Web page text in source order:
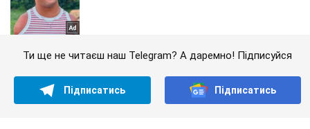
Ти ще не читаєш наш Telegram? А даремно! Підписуйся
Підписатись Підписатись